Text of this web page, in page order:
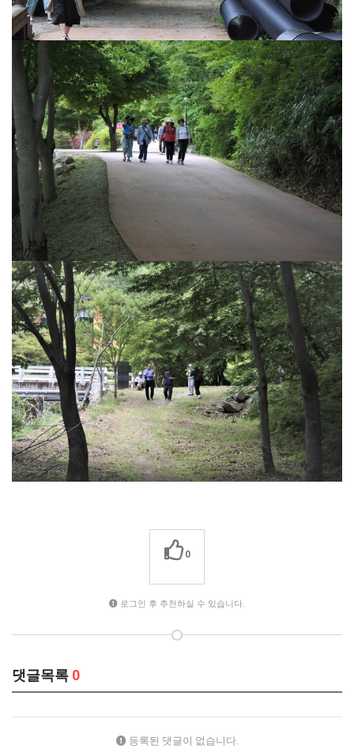
0
로그인 후 추천하실 수 있습니다.
댓글목록 0
등록된 댓글이 없습니다.